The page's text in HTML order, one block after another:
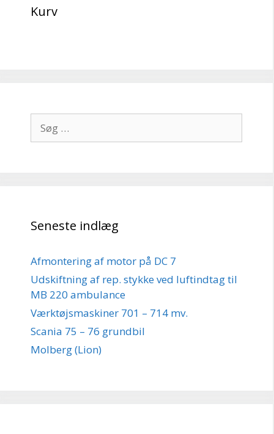
Kurv
efter:
Seneste indlæg
Afmontering af motor på DC 7
Udskiftning af rep. stykke ved luftindtag til
MB 220 ambulance
Værktøjsmaskiner 701 – 714 mv.
Scania 75 – 76 grundbil
Molberg (Lion)